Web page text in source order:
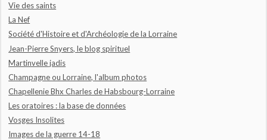
Vie des saints
La Nef
Société d'Histoire et d'Archéologie de la Lorraine
Jean-Pierre Snyers, le blog spirituel
Martinvelle jadis
Champagne ou Lorraine, l'album photos
Chapellenie Bhx Charles de Habsbourg-Lorraine
Les oratoires : la base de données
Vosges Insolites
Images de la guerre 14-18